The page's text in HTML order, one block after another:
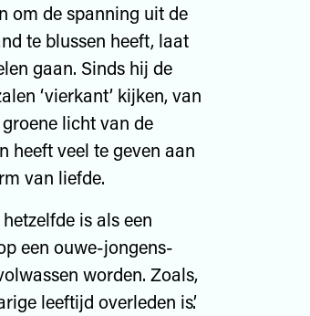
om de spanning uit de
te blussen heeft, laat
gaan. Sinds hij de
‘vierkant’ kijken, van
licht van de
heeft veel te geven aan
van liefde.
is als een
een ouwe-jongens-
worden. Zoals,
leeftijd overleden is’.